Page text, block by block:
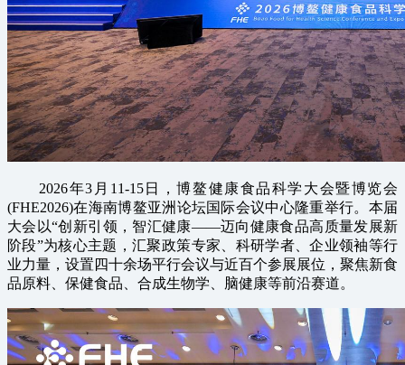
2026年3月11-15日，博鳌健康食品科学大会暨博览会
(FHE2026)在海南博鳌亚洲论坛国际会议中心隆重举行。本届
大会以“创新引领，智汇健康——迈向健康食品高质量发展新
阶段”为核心主题，汇聚政策专家、科研学者、企业领袖等行
业力量，设置四十余场平行会议与近百个参展展位，聚焦新食
品原料、保健食品、合成生物学、脑健康等前沿赛道。